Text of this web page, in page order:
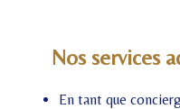
Nos services
En tant que